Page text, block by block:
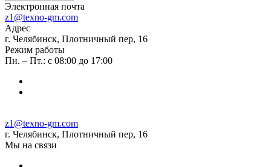
Электронная почта
z1@texno-gm.com
Адрес
г. Челябинск, Плотничный пер, 16
Режим работы
Пн. – Пт.: с 08:00 до 17:00
z1@texno-gm.com
г. Челябинск, Плотничный пер, 16
Мы на связи